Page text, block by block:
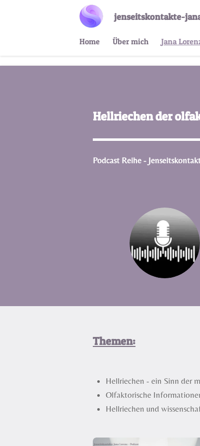
jenseitskontakte-
Home Über mich Jana
Hellriechen der
Podcast Reihe -
Themen:
Hellriechen - ein Sinn der
Olfaktorische
Hellriechen und